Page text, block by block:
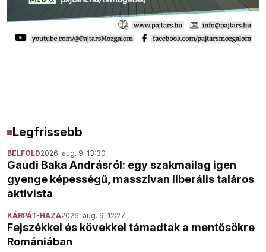
Legfrissebb
BELFÖLD2026. aug. 9. 13:30
Gaudi Baka Andrásról: egy szakmailag igen
gyenge képességű, masszívan liberális taláros
aktivista
KÁRPÁT-HAZA2026. aug. 9. 12:27
Fejszékkel és kövekkel támadtak a mentősökre
Romániában